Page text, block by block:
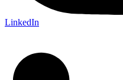
LinkedIn